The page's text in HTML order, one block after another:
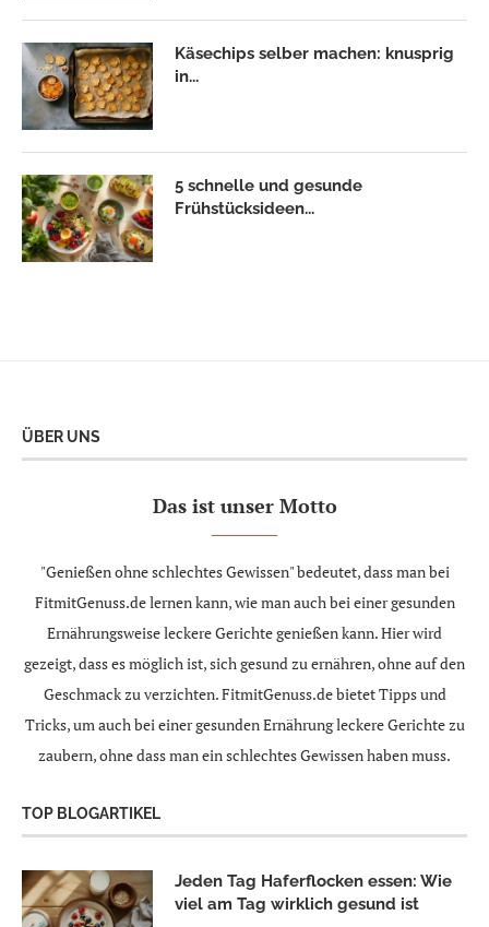
Käsechips selber machen: knusprig
in...
5 schnelle und gesunde
Frühstücksideen...
ÜBER UNS
Das ist unser Motto
"Genießen ohne schlechtes Gewissen" bedeutet, dass man bei
FitmitGenuss.de lernen kann, wie man auch bei einer gesunden
Ernährungsweise leckere Gerichte genießen kann. Hier wird
gezeigt, dass es möglich ist, sich gesund zu ernähren, ohne auf den
Geschmack zu verzichten. FitmitGenuss.de bietet Tipps und
Tricks, um auch bei einer gesunden Ernährung leckere Gerichte zu
zaubern, ohne dass man ein schlechtes Gewissen haben muss.
TOP BLOGARTIKEL
Jeden Tag Haferflocken essen: Wie
viel am Tag wirklich gesund ist